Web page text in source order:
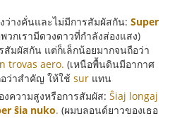
ว่างคั่นและไม่มีการสัมผัสกัน: Super
วกเรามีดวงดาวที่กำลังส่องแสง)
สัมผัสกัน แต่ก็เล็กน้อยมากจนถือว่า
trovas aero. (เหนือพื้นดินมีอากาศ
ว่าสำคัญ ให้ใช้ sur แทน
ความสูงหรือการสัมผัส: Ŝiaj longaj
ŝia nuko. (ผมบลอนด์ยาวของเธอ